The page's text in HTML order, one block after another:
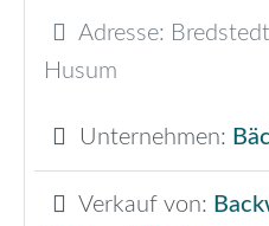
Adresse:
Husum
Unternehmen:
Verkauf von: